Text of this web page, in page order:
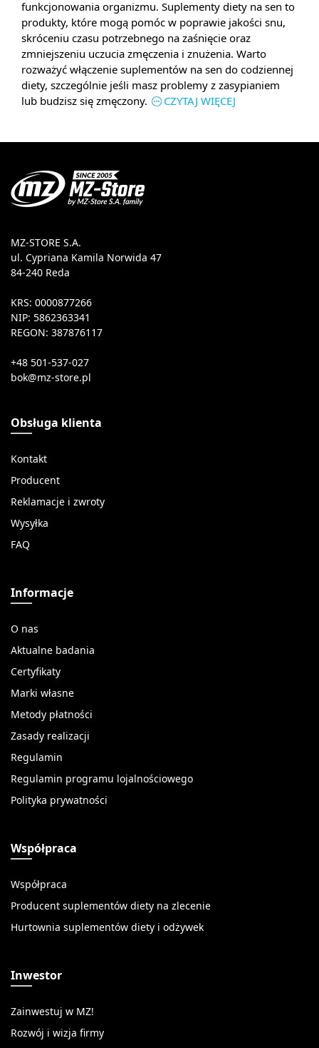
funkcjonowania organizmu. Suplementy diety na sen to
produkty, które mogą pomóc w poprawie jakości snu,
skróceniu czasu potrzebnego na zaśnięcie oraz
zmniejszeniu uczucia zmęczenia i znużenia. Warto
rozważyć włączenie suplementów na sen do codziennej
diety, szczególnie jeśli masz problemy z zasypianiem
lub budzisz się zmęczony.
CZYTAJ WIĘCEJ
MZ-STORE S.A.
ul. Cypriana Kamila Norwida 47
84-240 Reda
KRS: 0000877266
NIP: 5862363341
REGON: 387876117
+48 501-537-027
Obsługa klienta
Kontakt
Producent
Reklamacje i zwroty
Wysyłka
FAQ
Informacje
O nas
Aktualne badania
Certyfikaty
Marki własne
Metody płatności
Zasady realizacji
Regulamin
Regulamin programu lojalnościowego
Polityka prywatności
Współpraca
Współpraca
Producent suplementów diety na zlecenie
Hurtownia suplementów diety i odżywek
Inwestor
Zainwestuj w MZ!
Rozwój i wizja firmy